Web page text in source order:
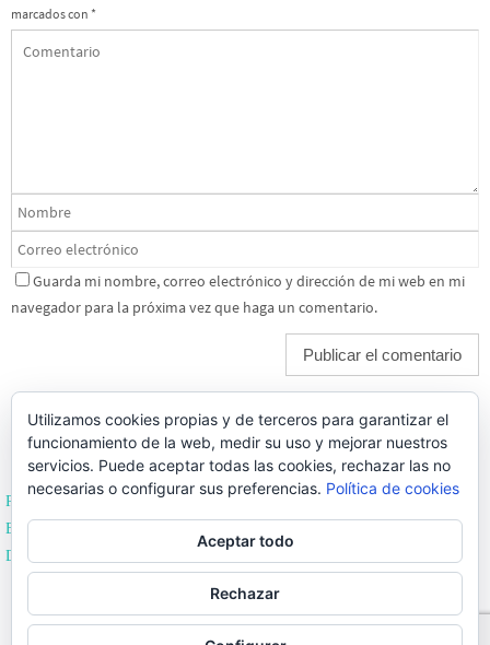
marcados con *
Guarda mi nombre, correo electrónico y dirección de mi web en mi
navegador para la próxima vez que haga un comentario.
Política de Privacidad
Editoriales de España
Desarrollado por Enrique Sevillano
Utilizamos cookies propias y de terceros para garantizar el
funcionamiento de la web, medir su uso y mejorar nuestros
servicios. Puede aceptar todas las cookies, rechazar las no
necesarias o configurar sus preferencias. Política de cookies
Aceptar todo
Rechazar